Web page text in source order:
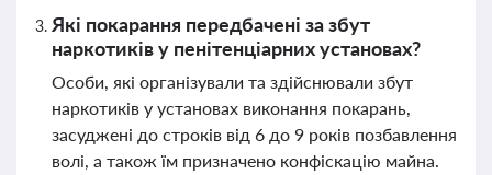
Які покарання передбачені за збут
наркотиків у пенітенціарних установах?
Особи, які організували та здійснювали збут
наркотиків у установах виконання покарань,
засуджені до строків від 6 до 9 років позбавлення
волі, а також їм призначено конфіскацію майна.